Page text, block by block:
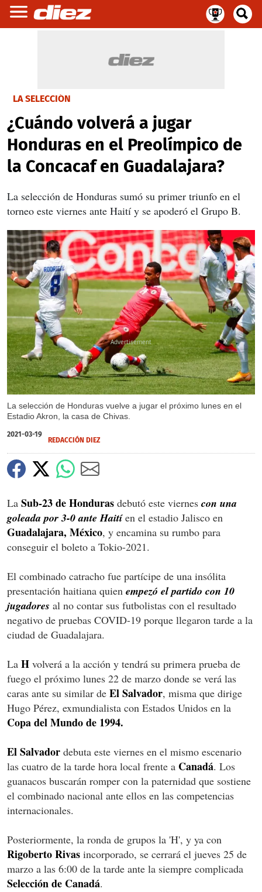
LA SELECCIÓN
¿Cuándo volverá a jugar
Honduras en el Preolímpico de
la Concacaf en Guadalajara?
La selección de Honduras sumó su primer triunfo en el
torneo este viernes ante Haití y se apoderó el Grupo B.
La selección de Honduras vuelve a jugar el próximo lunes en el
Estadio Akron, la casa de Chivas.
X
2021-03-19
REDACCIÓN DIEZ
La Sub-23 de Honduras debutó este viernes con una
goleada por 3-0 ante Haitíen el estadio Jalisco en
Guadalajara, México, y encamina su rumbo para
conseguir el boleto a Tokio-2021.
El combinado catracho fue partícipe de una insólita
presentación haitiana quien empezó el partido con 10
jugadores al no contar sus futbolistas con el resultado
negativo de pruebas COVID-19 porque llegaron tarde a la
ciudad de Guadalajara.
La H volverá a la acción y tendrá su primera prueba de
fuego el próximo lunes 22 de marzo donde se verá las
caras ante su similar de El Salvador, misma que dirige
Hugo Pérez, exmundialista con Estados Unidos en la
Copa del Mundo de 1994.
El Salvador debuta este viernes en el mismo escenario
las cuatro de la tarde hora local frente a Canadá. Los
guanacos buscarán romper con la paternidad que sostiene
el combinado nacional ante ellos en las competencias
internacionales.
Posteriormente, la ronda de grupos la 'H', y ya con
Rigoberto Rivas incorporado, se cerrará el jueves 25 de
marzo a las 6:00 de la tarde ante la siempre complicada
Selección de Canadá.